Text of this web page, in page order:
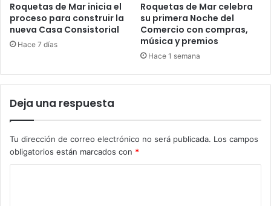
Roquetas de Mar inicia el
proceso para construir la
nueva Casa Consistorial
Hace 7 días
Roquetas de Mar celebra
su primera Noche del
Comercio con compras,
música y premios
Hace 1 semana
Deja una respuesta
Tu dirección de correo electrónico no será publicada. Los campos
obligatorios están marcados con *